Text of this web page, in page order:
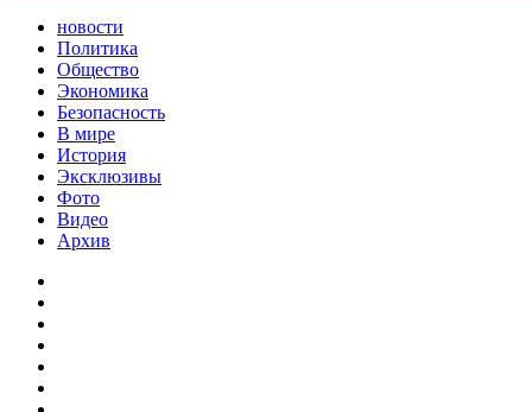
новости
Политика
Общество
Экономика
Безопасность
В мире
История
Эксклюзивы
Фото
Видео
Архив